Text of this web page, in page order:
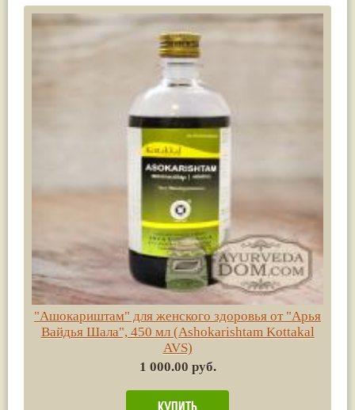
"Ашокариштам" для женского здоровья от "Арья
Вайдья Шала", 450 мл (Ashokarishtam Kottakal
AVS)
1 000.00 руб.